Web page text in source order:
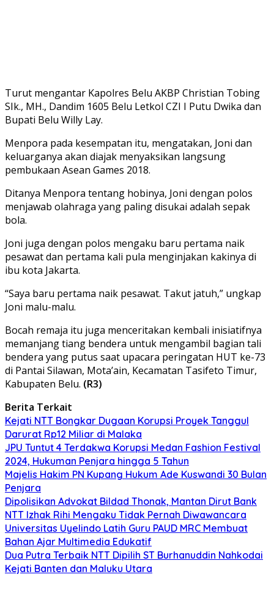
Turut mengantar Kapolres Belu AKBP Christian Tobing
SIk., MH., Dandim 1605 Belu Letkol CZI I Putu Dwika dan
Bupati Belu Willy Lay.
Menpora pada kesempatan itu, mengatakan, Joni dan
keluarganya akan diajak menyaksikan langsung
pembukaan Asean Games 2018.
Ditanya Menpora tentang hobinya, Joni dengan polos
menjawab olahraga yang paling disukai adalah sepak
bola.
Joni juga dengan polos mengaku baru pertama naik
pesawat dan pertama kali pula menginjakan kakinya di
ibu kota Jakarta.
“Saya baru pertama naik pesawat. Takut jatuh,” ungkap
Joni malu-malu.
Bocah remaja itu juga menceritakan kembali inisiatifnya
memanjang tiang bendera untuk mengambil bagian tali
bendera yang putus saat upacara peringatan HUT ke-73
di Pantai Silawan, Mota’ain, Kecamatan Tasifeto Timur,
Kabupaten Belu. (R3)
Berita Terkait
Kejati NTT Bongkar Dugaan Korupsi Proyek Tanggul
Darurat Rp12 Miliar di Malaka
JPU Tuntut 4 Terdakwa Korupsi Medan Fashion Festival
2024, Hukuman Penjara hingga 5 Tahun
Majelis Hakim PN Kupang Hukum Ade Kuswandi 30 Bulan
Penjara
Dipolisikan Advokat Bildad Thonak, Mantan Dirut Bank
NTT Izhak Rihi Mengaku Tidak Pernah Diwawancara
Universitas Uyelindo Latih Guru PAUD MRC Membuat
Bahan Ajar Multimedia Edukatif
Dua Putra Terbaik NTT Dipilih ST Burhanuddin Nahkodai
Kejati Banten dan Maluku Utara